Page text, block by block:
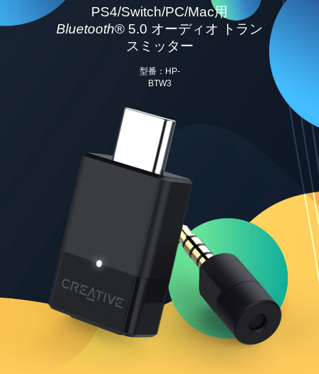
PS4/Switch/PC/Mac用
Bluetooth® 5.0 オーディオ トラン
スミッター
型番：HP-
BTW3